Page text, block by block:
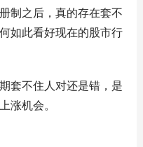
制之后，真的存在套不
如此看好现在的股市行
套不住人对还是错，是
涨机会。